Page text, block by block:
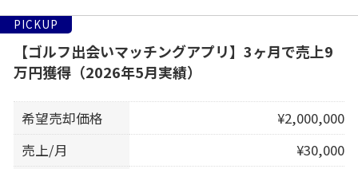
PICKUP
【ゴルフ出会いマッチングアプリ】3ヶ月で売上9
万円獲得（2026年5月実績）
希望売却価格
¥2,000,000
売上/月
¥30,000